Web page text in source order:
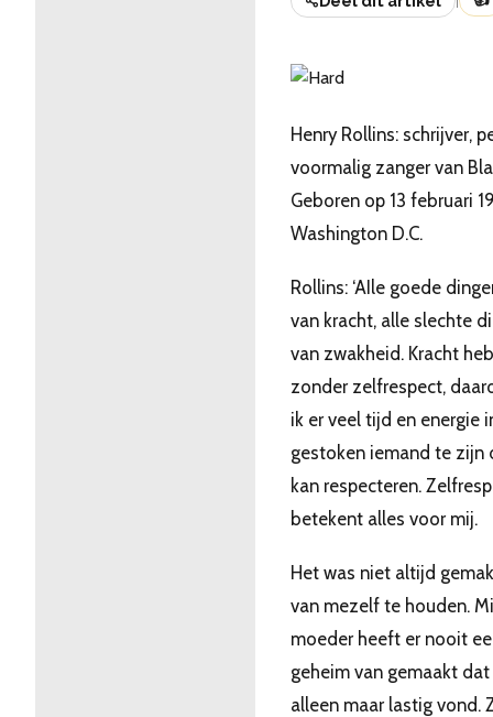
Henry Rollins: schrijver,
voormalig zanger van
Geboren op 13 februari
Washington D.C.
Rollins: ‘AIle goede
van kracht, alle slechte
van zwakheid. Kracht
zonder zelfrespect,
ik er veel tijd en energie
gestoken iemand te zijn
kan respecteren.
betekent alles voor mij.
Het was niet altijd
van mezelf te houden.
moeder heeft er nooit
geheim van gemaakt
alleen maar lastig vond.